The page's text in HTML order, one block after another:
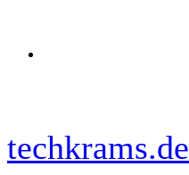
techkrams.de